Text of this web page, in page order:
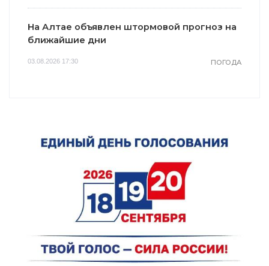
На Алтае объявлен штормовой прогноз на
ближайшие дни
03.08.2026 17:30 ПОГОДА